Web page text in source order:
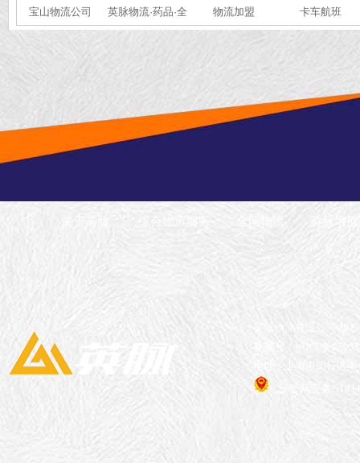
宝山物流公司
英脉物流·药品·全
国冷链运输
物流加盟 卡车航班
关于英脉 全国物流 英脉增
英脉物流有限公司 版
备案号：沪ICP备